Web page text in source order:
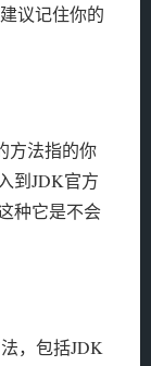
议记住你的
方法指的你
到JDK官方
种它是不会
，包括JDK